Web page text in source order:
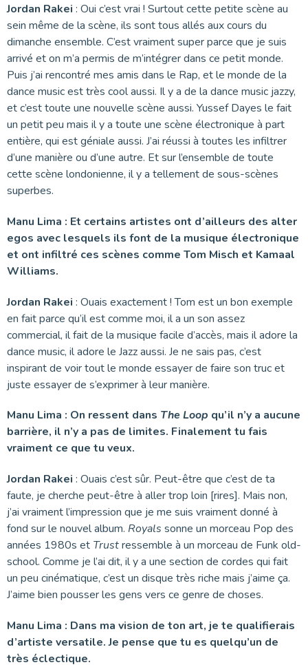
Jordan Rakei : Oui c’est vrai ! Surtout cette petite scène au
sein même de la scène, ils sont tous allés aux cours du
dimanche ensemble. C’est vraiment super parce que je suis
arrivé et on m’a permis de m’intégrer dans ce petit monde.
Puis j’ai rencontré mes amis dans le Rap, et le monde de la
dance music est très cool aussi. Il y a de la dance music jazzy,
et c’est toute une nouvelle scène aussi. Yussef Dayes le fait
un petit peu mais il y a toute une scène électronique à part
entière, qui est géniale aussi. J’ai réussi à toutes les infiltrer
d’une manière ou d’une autre. Et sur l’ensemble de toute
cette scène londonienne, il y a tellement de sous-scènes
superbes.
Manu Lima : Et certains artistes ont d’ailleurs des alter
egos avec lesquels ils font de la musique électronique
et ont infiltré ces scènes comme Tom Misch et Kamaal
Williams.
Jordan Rakei : Ouais exactement ! Tom est un bon exemple
en fait parce qu’il est comme moi, il a un son assez
commercial, il fait de la musique facile d’accès, mais il adore la
dance music, il adore le Jazz aussi. Je ne sais pas, c’est
inspirant de voir tout le monde essayer de faire son truc et
juste essayer de s’exprimer à leur manière.
Manu Lima : On ressent dans The Loop qu’il n’y a aucune
barrière, il n’y a pas de limites. Finalement tu fais
vraiment ce que tu veux.
Jordan Rakei : Ouais c’est sûr. Peut-être que c’est de ta
faute, je cherche peut-être à aller trop loin [rires]. Mais non,
j’ai vraiment l’impression que je me suis vraiment donné à
fond sur le nouvel album. Royals sonne un morceau Pop des
années 1980s et Trustressemble à un morceau de Funk old-
school. Comme je l’ai dit, il y a une section de cordes qui fait
un peu cinématique, c’est un disque très riche mais j’aime ça.
J’aime bien pousser les gens vers ce genre de choses.
Manu Lima : Dans ma vision de ton art, je te qualifierais
d’artiste versatile. Je pense que tu es quelqu’un de
très éclectique.